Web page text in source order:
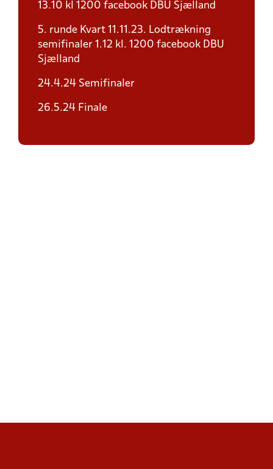
13.10 kl 1200 facebook DBU Sjælland
5. runde Kvart 11.11.23. Lodtrækning
semifinaler 1.12 kl. 1200 facebook DBU
Sjælland
24.4.24 Semifinaler
26.5.24 Finale